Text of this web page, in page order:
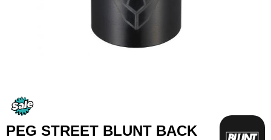
Skip
thePEG STREET BLUNT BACK